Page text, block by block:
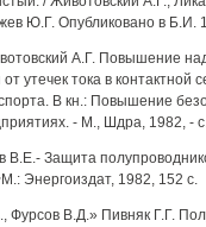
Ю.Г. Опубликовано в Б.И.
А.Г. Повышение
утечек тока в контактной
В кн.: Повышение
- М., Шдра, 1982, -
В.Е.- Защита
Энергоиздат, 1982, 152 с.
Фурсов В.Д.» Пивняк Г.Г.